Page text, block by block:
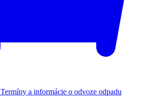
Termíny a informácie o odvoze odpadu